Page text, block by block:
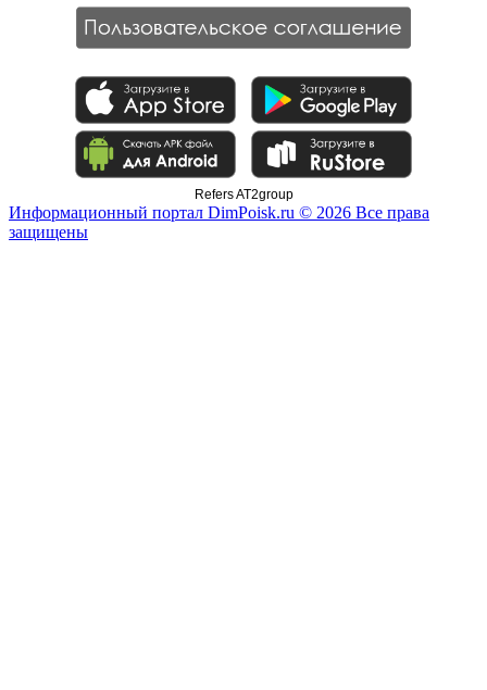
Refers AT2group
Информационный портал DimPoisk.ru © 2026 Все права
защищены